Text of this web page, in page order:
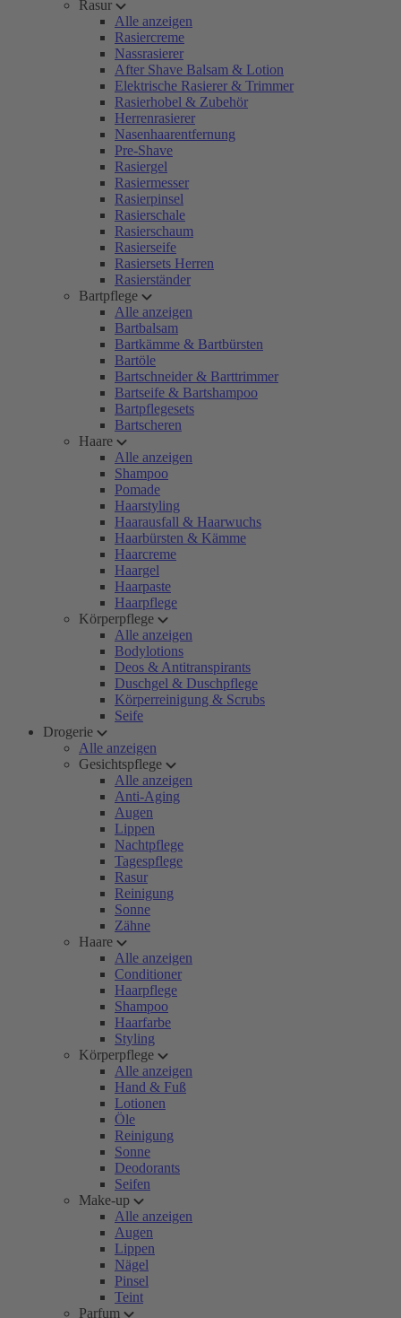
Rasur
Alle anzeigen
Rasiercreme
Nassrasierer
After Shave Balsam & Lotion
Elektrische Rasierer & Trimmer
Rasierhobel & Zubehör
Herrenrasierer
Nasenhaarentfernung
Pre-Shave
Rasiergel
Rasiermesser
Rasierpinsel
Rasierschale
Rasierschaum
Rasierseife
Rasiersets Herren
Rasierständer
Bartpflege
Alle anzeigen
Bartbalsam
Bartkämme & Bartbürsten
Bartöle
Bartschneider & Barttrimmer
Bartseife & Bartshampoo
Bartpflegesets
Bartscheren
Haare
Alle anzeigen
Shampoo
Pomade
Haarstyling
Haarausfall & Haarwuchs
Haarbürsten & Kämme
Haarcreme
Haargel
Haarpaste
Haarpflege
Körperpflege
Alle anzeigen
Bodylotions
Deos & Antitranspirants
Duschgel & Duschpflege
Körperreinigung & Scrubs
Seife
Drogerie
Alle anzeigen
Gesichtspflege
Alle anzeigen
Anti-Aging
Augen
Lippen
Nachtpflege
Tagespflege
Rasur
Reinigung
Sonne
Zähne
Haare
Alle anzeigen
Conditioner
Haarpflege
Shampoo
Haarfarbe
Styling
Körperpflege
Alle anzeigen
Hand & Fuß
Lotionen
Öle
Reinigung
Sonne
Deodorants
Seifen
Make-up
Alle anzeigen
Augen
Lippen
Nägel
Pinsel
Teint
Parfum